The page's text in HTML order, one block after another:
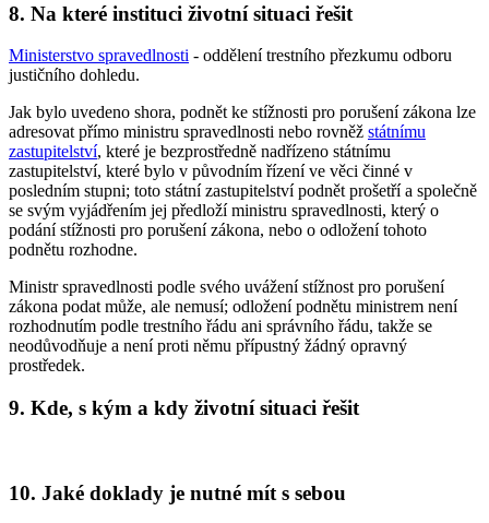
8. Na které instituci životní situaci řešit
Ministerstvo spravedlnosti - oddělení trestního přezkumu odboru
justičního dohledu.
Jak bylo uvedeno shora, podnět ke stížnosti pro porušení zákona lze
adresovat přímo ministru spravedlnosti nebo rovněž státnímu
zastupitelství, které je bezprostředně nadřízeno státnímu
zastupitelství, které bylo v původním řízení ve věci činné v
posledním stupni; toto státní zastupitelství podnět prošetří a společně
se svým vyjádřením jej předloží ministru spravedlnosti, který o
podání stížnosti pro porušení zákona, nebo o odložení tohoto
podnětu rozhodne.
Ministr spravedlnosti podle svého uvážení stížnost pro porušení
zákona podat může, ale nemusí; odložení podnětu ministrem není
rozhodnutím podle trestního řádu ani správního řádu, takže se
neodůvodňuje a není proti němu přípustný žádný opravný
prostředek.
9. Kde, s kým a kdy životní situaci řešit
10. Jaké doklady je nutné mít s sebou